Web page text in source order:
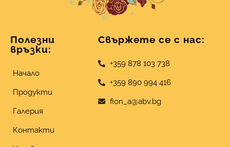
Полезни
връзки:
Начало
Продукти
Галерия
Контакти
Свържете се с нас:
+359 878 103 738
+359 890 994 416
fion_a@abv.bg